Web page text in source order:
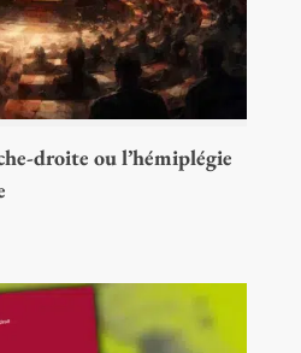
droite ou l’hémiplégie